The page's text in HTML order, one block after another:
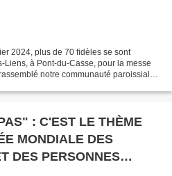
2024, plus de 70 fidèles se sont
Liens, à Pont-du-Casse, pour la messe
notre communauté paroissiale,
: C'EST LE THÈME
MONDIALE DES
DES PERSONNES